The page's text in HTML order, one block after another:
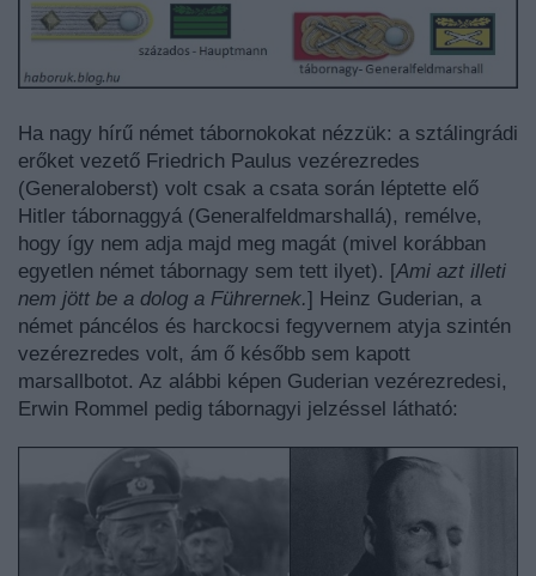
Ha nagy hírű német tábornokokat nézzük: a sztálingrádi
erőket vezető Friedrich Paulus vezérezredes
(Generaloberst) volt csak a csata során léptette elő
Hitler tábornaggyá (Generalfeldmarshallá), remélve,
hogy így nem adja majd meg magát (mivel korábban
egyetlen német tábornagy sem tett ilyet). [Ami azt illeti
nem jött be a dolog a Führernek.] Heinz Guderian, a
német páncélos és harckocsi fegyvernem atyja szintén
vezérezredes volt, ám ő később sem kapott
marsallbotot. Az alábbi képen Guderian vezérezredesi,
Erwin Rommel pedig tábornagyi jelzéssel látható: